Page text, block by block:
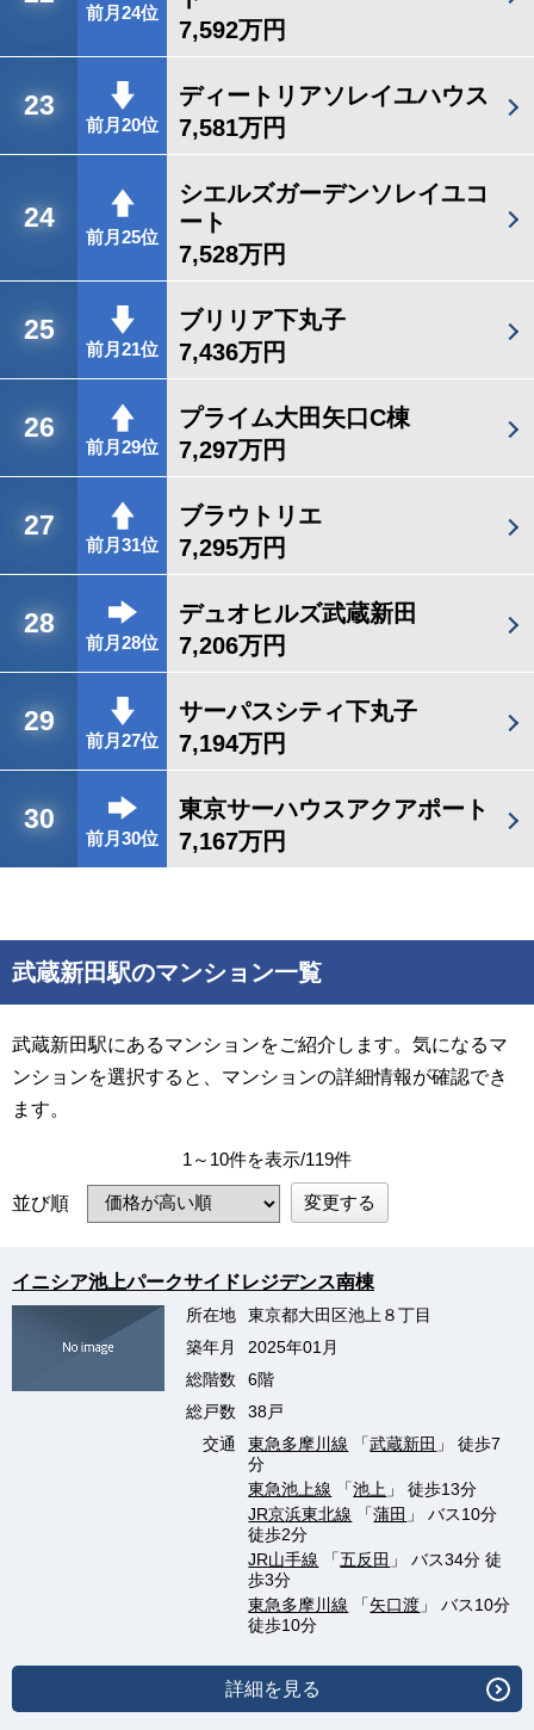
前月24位
7,592万円
23
前月20位
ディートリアソレイユハウス
7,581万円
24
前月25位
シエルズガーデンソレイユコ
ート
7,528万円
25
前月21位
ブリリア下丸子
7,436万円
26
前月29位
プライム大田矢口C棟
7,297万円
27
前月31位
ブラウトリエ
7,295万円
28
前月28位
デュオヒルズ武蔵新田
7,206万円
29
前月27位
サーパスシティ下丸子
7,194万円
30
前月30位
東京サーハウスアクアポート
7,167万円
武蔵新田駅のマンション一覧
武蔵新田駅にあるマンションをご紹介します。気になるマ
ンションを選択すると、マンションの詳細情報が確認でき
ます。
1～10件を表示/119件
並び順 変更する
イニシア池上パークサイドレジデンス南棟
所在地
東京都大田区池上８丁目
築年月
2025年01月
総階数
6階
総戸数
38戸
交通
東急多摩川線 「武蔵新田 」 徒歩7
分
東急池上線 「池上 」 徒歩13分
JR京浜東北線 「蒲田 」 バス10分
徒歩2分
JR山手線 「五反田 」 バス34分 徒
歩3分
東急多摩川線 「矢口渡 」 バス10分
徒歩10分
詳細を見る